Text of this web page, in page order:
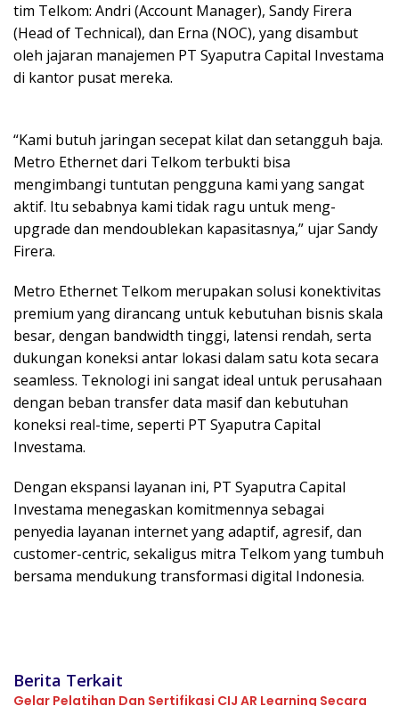
tim Telkom: Andri (Account Manager), Sandy Firera
(Head of Technical), dan Erna (NOC), yang disambut
oleh jajaran manajemen PT Syaputra Capital Investama
di kantor pusat mereka.
“Kami butuh jaringan secepat kilat dan setangguh baja.
Metro Ethernet dari Telkom terbukti bisa
mengimbangi tuntutan pengguna kami yang sangat
aktif. Itu sebabnya kami tidak ragu untuk meng-
upgrade dan mendoublekan kapasitasnya,” ujar Sandy
Firera.
Metro Ethernet Telkom merupakan solusi konektivitas
premium yang dirancang untuk kebutuhan bisnis skala
besar, dengan bandwidth tinggi, latensi rendah, serta
dukungan koneksi antar lokasi dalam satu kota secara
seamless. Teknologi ini sangat ideal untuk perusahaan
dengan beban transfer data masif dan kebutuhan
koneksi real-time, seperti PT Syaputra Capital
Investama.
Dengan ekspansi layanan ini, PT Syaputra Capital
Investama menegaskan komitmennya sebagai
penyedia layanan internet yang adaptif, agresif, dan
customer-centric, sekaligus mitra Telkom yang tumbuh
bersama mendukung transformasi digital Indonesia.
Berita Terkait
Gelar Pelatihan Dan Sertifikasi CIJ AR Learning Secara